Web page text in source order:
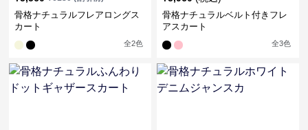
骨格ナチュラルフレアロングス
カート
全2色
骨格ナチュラルベルト付きフレ
アスカート
全3色